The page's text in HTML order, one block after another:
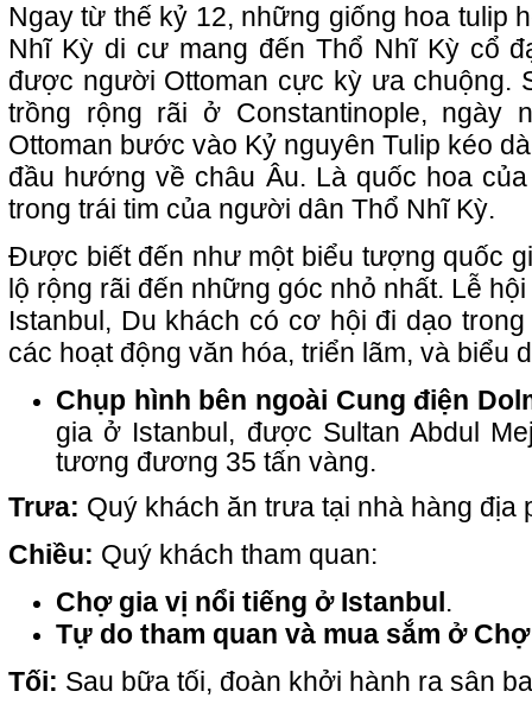
Ngay từ thế kỷ 12, những giống hoa tulip
Nhĩ Kỳ di cư mang đến Thổ Nhĩ Kỳ cổ
được người Ottoman cực kỳ ưa chuộng.
trồng rộng rãi ở Constantinople,
Ottoman bước vào Kỷ nguyên Tulip kéo
đầu hướng về châu Âu. Là quốc hoa
trong trái tim của người dân Thổ Nhĩ Kỳ.
Được biết đến như một biểu tượng quốc
lộ rộng rãi đến những góc nhỏ nhất. Lễ
Istanbul, Du khách có cơ hội đi dạo
các hoạt động văn hóa, triển lãm, và biểu
Chụp hình bên ngoài Cung điện
gia ở Istanbul, được Sultan Abdul
tương đương 35 tấn vàng.
Trưa: Quý khách ăn trưa tại nhà hàng địa
Chiều: Quý khách tham quan:
Chợ gia vị nổi tiếng ở Istanbul .
Tự do tham quan và mua sắm ở
Tối: Sau bữa tối, đoàn khởi hành ra sân